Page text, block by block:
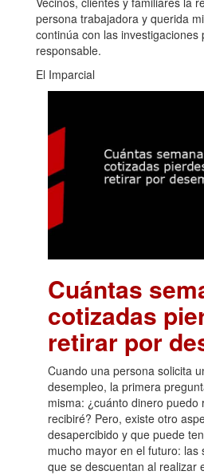
persona trabajadora y querida
continúa con las investigaciones
responsable.
El Imparcial
Cuántas
cotizadas
retirar por
Cuando una persona solicita
desempleo, la primera
misma: ¿cuánto dinero puedo
recibiré? Pero, existe otro
desapercibido y que puede
mucho mayor en el futuro: las
que se descuentan al realizar